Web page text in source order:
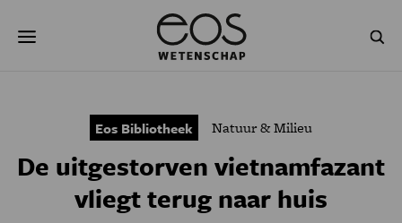
naar
GEZONDHEID
NATUURWETENSCHAPPEN GESCHIEDENIS
Eos Bibliotheek Natuur & Milieu
De uitgestorven vietnamfazant
vliegt terug naar huis